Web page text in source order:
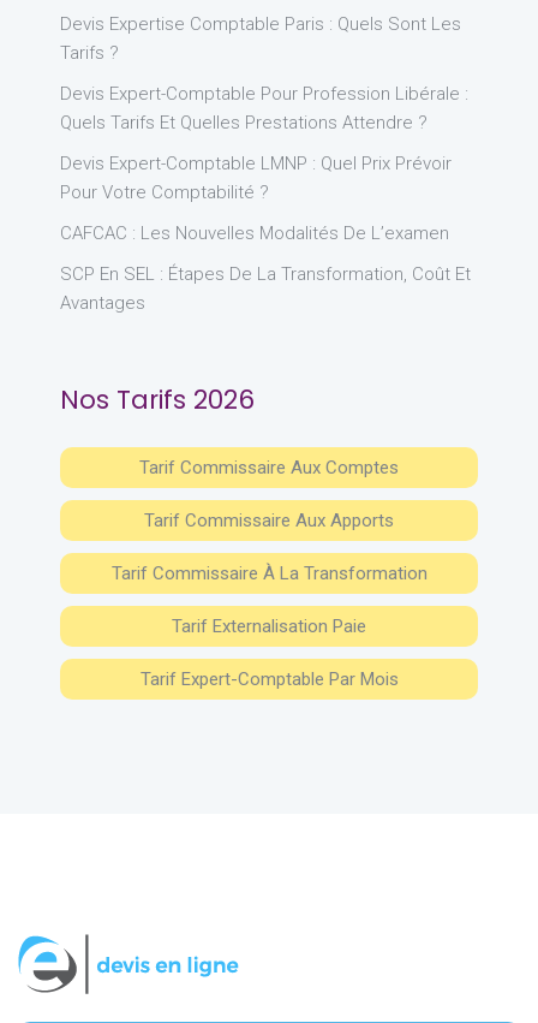
Devis Expertise Comptable Paris : Quels Sont Les
Tarifs ?
Devis Expert-Comptable Pour Profession Libérale :
Quels Tarifs Et Quelles Prestations Attendre ?
Devis Expert-Comptable LMNP : Quel Prix Prévoir
Pour Votre Comptabilité ?
CAFCAC : Les Nouvelles Modalités De L’examen
SCP En SEL : Étapes De La Transformation, Coût Et
Avantages
Nos Tarifs 2026
Tarif Commissaire Aux Comptes
Tarif Commissaire Aux Apports
Tarif Commissaire À La Transformation
Tarif Externalisation Paie
Tarif Expert-Comptable Par Mois